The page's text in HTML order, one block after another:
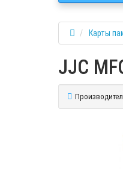
Карты
JJC